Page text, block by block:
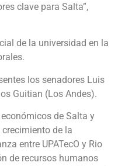
clave para Salta”,
de la universidad en la
los senadores Luis
Guitian (Los Andes).
de Salta y
de la
entre UPATecO y Rio
de recursos humanos